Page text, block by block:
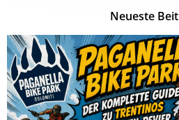
Neueste